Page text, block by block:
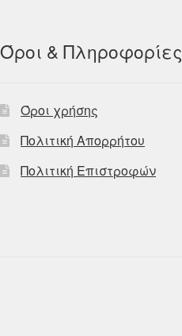
Όροι & Πληροφορίες
Όροι χρήσης
Πολιτική Απορρήτου
Πολιτική Επιστροφών